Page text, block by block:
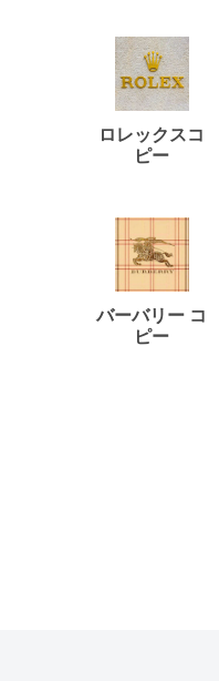
ロレックスコ
ピー
バーバリー コ
ピー